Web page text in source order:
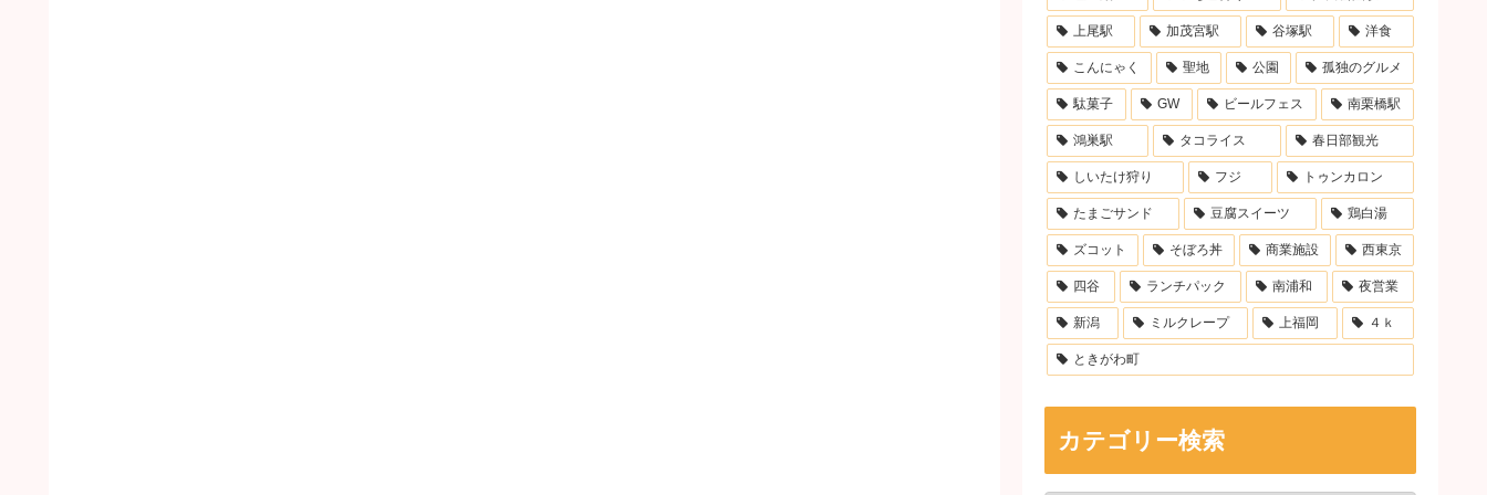
上尾駅 加茂宮駅 谷塚駅 洋食
こんにゃく 聖地 公園 孤独のグルメ
駄菓子 GW ビールフェス 南栗橋駅
鴻巣駅 タコライス 春日部観光
しいたけ狩り フジ トゥンカロン
たまごサンド 豆腐スイーツ 鶏白湯
ズコット そぼろ丼 商業施設 西東京
四谷 ランチパック 南浦和 夜営業
新潟 ミルクレープ 上福岡 ４ｋ
ときがわ町
カテゴリー検索